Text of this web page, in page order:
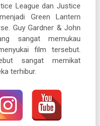
League dan Justice
Green Lantern
Guy Gardner & John
sangat memukau
film tersebut.
sangat memikat
terhibur.